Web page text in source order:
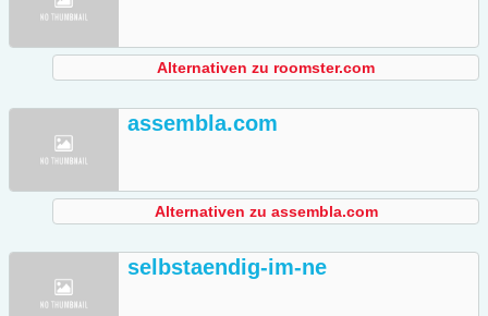
Alternativen zu roomster.com
assembla.com
Alternativen zu assembla.com
selbstaendig-im-ne